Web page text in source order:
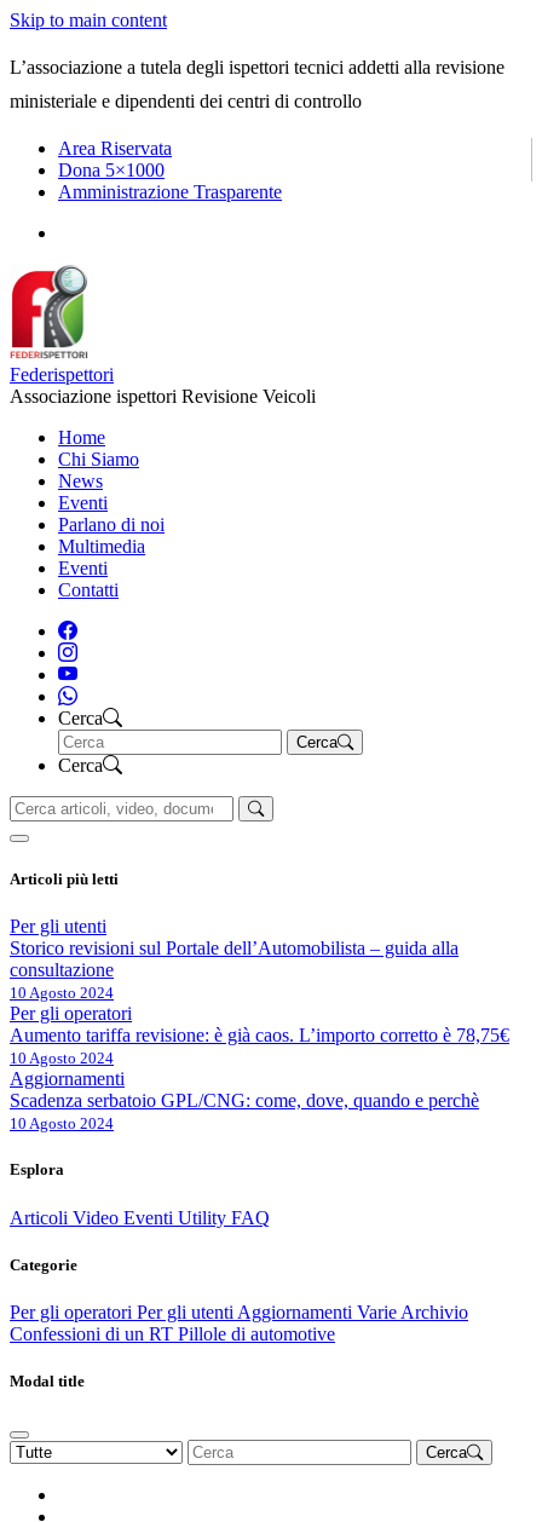
Skip to main content
L’associazione a tutela degli ispettori tecnici addetti alla revisione
ministeriale e dipendenti dei centri di controllo
Area Riservata
Dona 5×1000
Amministrazione Trasparente
Federispettori
Associazione ispettori Revisione Veicoli
Home
Chi Siamo
News
Eventi
Parlano di noi
Multimedia
Eventi
Contatti
Cerca
Cerca
Cerca
Articoli più letti
Per gli utenti
Storico revisioni sul Portale dell’Automobilista – guida alla
consultazione
10 Agosto 2024
Per gli operatori
Aumento tariffa revisione: è già caos. L’importo corretto è 78,75€
10 Agosto 2024
Aggiornamenti
Scadenza serbatoio GPL/CNG: come, dove, quando e perchè
10 Agosto 2024
Esplora
Articoli Video Eventi Utility FAQ
Categorie
Per gli operatori Per gli utenti Aggiornamenti Varie Archivio
Confessioni di un RT Pillole di automotive
Modal title
Cerca